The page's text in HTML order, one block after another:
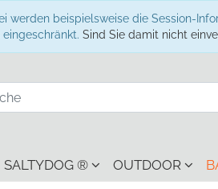
werden beispielsweise die Session-
Sind Sie damit nicht
SALTYDOG ® OUTDOOR